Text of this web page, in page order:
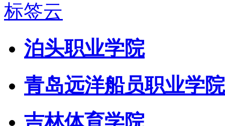
标签云
泊头职业学院
青岛远洋船员职业学院